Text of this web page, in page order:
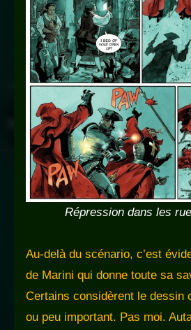
Répression dans les
Au-delà du scénario, c’est
de Marini qui donne toute sa
Certains considèrent le dessin
ou peu important. Pas moi.